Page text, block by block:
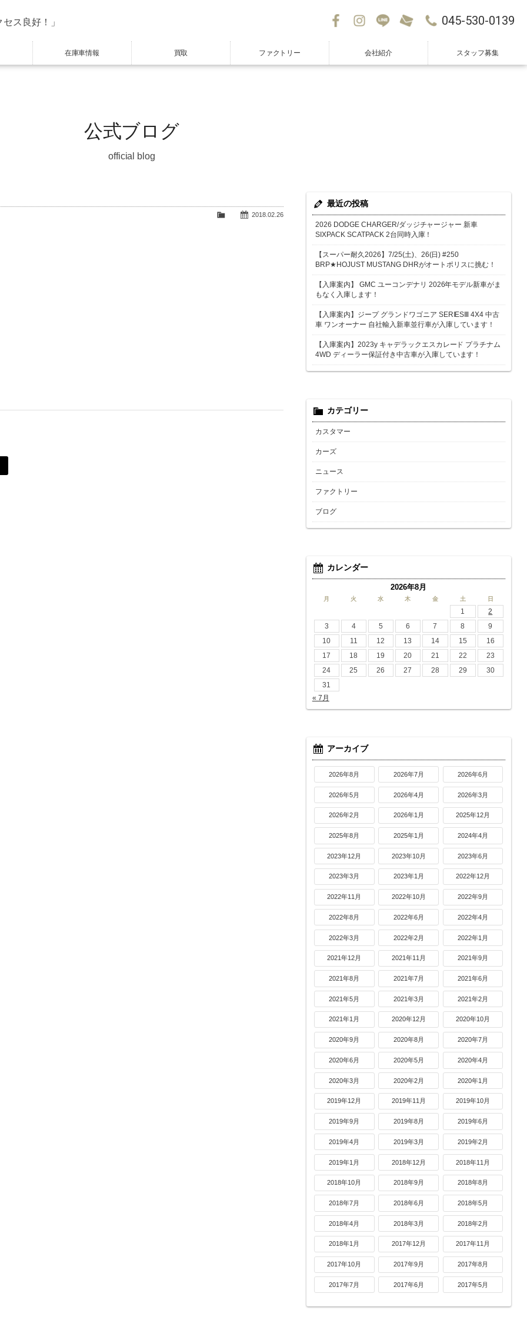
ス良好！」 045-530-0139
在庫車情報 買取 ファクトリー 会社紹介 スタッフ募集
公式ブログ
official blog
2018.02.26
最近の投稿
2026 DODGE CHARGER/ダッジチャージャー 新車
SIXPACK SCATPACK 2台同時入庫！
【スーパー耐久2026】7/25(土)、26(日) #250
BRP★HOJUST MUSTANG DHRがオートポリスに挑む！
【入庫案内】 GMC ユーコンデナリ 2026年モデル新車がま
もなく入庫します！
【入庫案内】ジープ グランドワゴニア SERIESⅢ 4X4 中古
車 ワンオーナー 自社輸入新車並行車が入庫しています！
【入庫案内】2023y キャデラックエスカレード プラチナム
4WD ディーラー保証付き中古車が入庫しています！
カテゴリー
カスタマー
カーズ
ニュース
ファクトリー
ブログ
カレンダー
2026年8月
月 火 水 木 金 土 日
1
2
3
4 5 6 7 8
9
10
11 12 13 14 15
16
17
18 19 20 21 22
23
24
25 26 27 28 29
30
31
« 7月
アーカイブ
2026年8月 2026年7月 2026年6月
2026年5月 2026年4月 2026年3月
2026年2月 2026年1月 2025年12月
2025年8月 2025年1月 2024年4月
2023年12月 2023年10月 2023年6月
2023年3月 2023年1月 2022年12月
2022年11月 2022年10月 2022年9月
2022年8月 2022年6月 2022年4月
2022年3月 2022年2月 2022年1月
2021年12月 2021年11月 2021年9月
2021年8月 2021年7月 2021年6月
2021年5月 2021年3月 2021年2月
2021年1月 2020年12月 2020年10月
2020年9月 2020年8月 2020年7月
2020年6月 2020年5月 2020年4月
2020年3月 2020年2月 2020年1月
2019年12月 2019年11月 2019年10月
2019年9月 2019年8月 2019年6月
2019年4月 2019年3月 2019年2月
2019年1月 2018年12月 2018年11月
2018年10月 2018年9月 2018年8月
2018年7月 2018年6月 2018年5月
2018年4月 2018年3月 2018年2月
2018年1月 2017年12月 2017年11月
2017年10月 2017年9月 2017年8月
2017年7月 2017年6月 2017年5月